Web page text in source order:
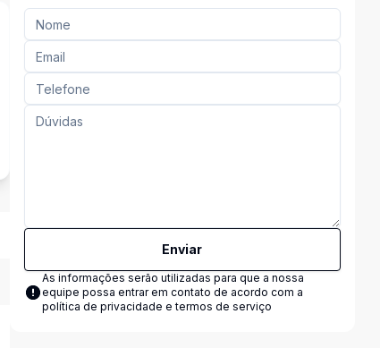
Enviar
As informações serão utilizadas para que a nossa
equipe possa entrar em contato de acordo com a
política de privacidade e termos de serviço